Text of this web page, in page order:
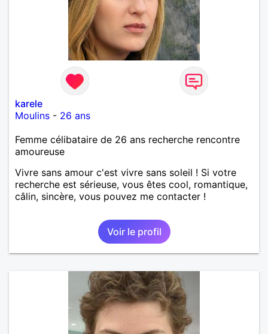
karele
Moulins - 26 ans
Femme célibataire de 26 ans recherche rencontre
amoureuse
Vivre sans amour c'est vivre sans soleil ! Si votre
recherche est sérieuse, vous êtes cool, romantique,
câlin, sincère, vous pouvez me contacter !
Voir le profil